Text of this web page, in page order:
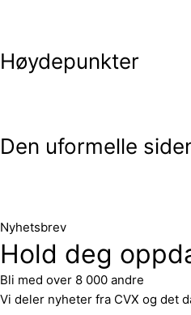
Høydepunkter
Den uformelle
Nyhetsbrev
Hold deg
Bli med over 8 000 andre
Vi deler nyheter fra CVX og det